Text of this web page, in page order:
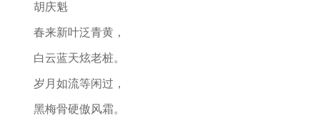
胡庆魁
春来新叶泛青黄，
白云蓝天炫老桩。
岁月如流等闲过，
黑梅骨硬傲风霜。